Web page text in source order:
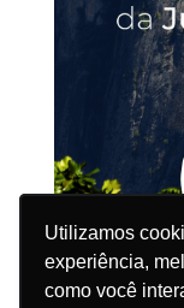
Utilizamos
experiência,
como você
Utilizamos
experiência,
como você